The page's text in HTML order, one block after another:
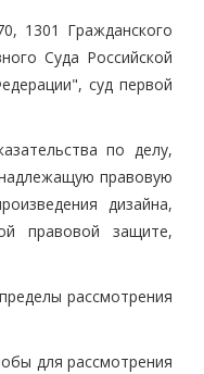
1301 Гражданского
Суда Российской
суд первой
по делу,
правовую
дизайна,
правовой защите,
рассмотрения
для рассмотрения